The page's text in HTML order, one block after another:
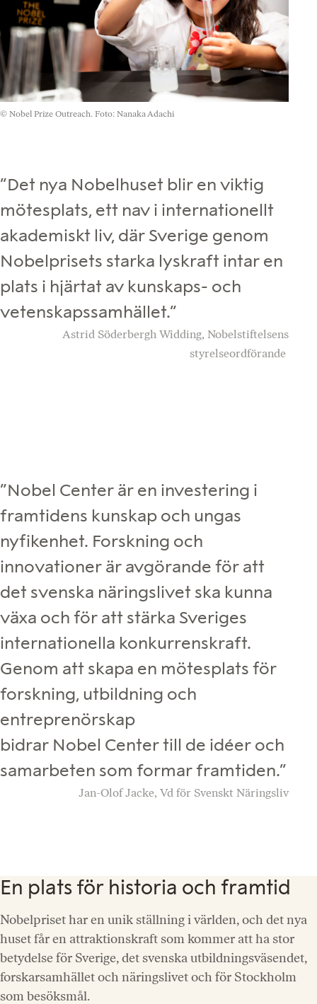
© Nobel Prize Outreach. Foto: Nanaka Adachi
”Det nya Nobelhuset blir en viktig
mötesplats, ett nav i internationellt
akademiskt liv, där Sverige genom
Nobelprisets starka lyskraft intar en
plats i hjärtat av kunskaps- och
vetenskapssamhället.”
Astrid Söderbergh Widding, Nobelstiftelsens
styrelseordförande
”Nobel Center är en investering i
framtidens kunskap och ungas
nyfikenhet. Forskning och
innovationer är avgörande för att
det svenska näringslivet ska kunna
växa och för att stärka Sveriges
internationella konkurrenskraft.
Genom att skapa en mötesplats för
forskning, utbildning och
entreprenörskap
bidrar Nobel Center till de idéer och
samarbeten som formar framtiden.”
Jan-Olof Jacke, Vd för Svenskt Näringsliv
En plats för historia och framtid
Nobelpriset har en unik ställning i världen, och det nya
huset får en attraktionskraft som kommer att ha stor
betydelse för Sverige, det svenska utbildningsväsendet,
forskarsamhället och näringslivet och för Stockholm
som besöksmål.